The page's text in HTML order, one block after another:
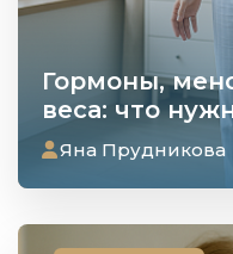
Гормоны,
веса: что
Яна Прудникова